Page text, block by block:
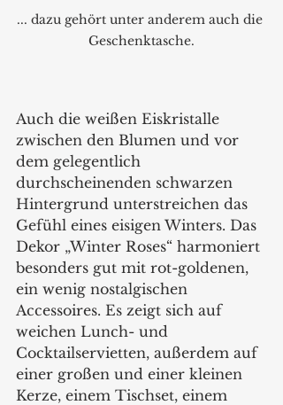
... dazu gehört unter anderem auch die
Geschenktasche.
Auch die weißen Eiskristalle
zwischen den Blumen und vor
dem gelegentlich
durchscheinenden schwarzen
Hintergrund unterstreichen das
Gefühl eines eisigen Winters. Das
Dekor „Winter Roses“ harmoniert
besonders gut mit rot-goldenen,
ein wenig nostalgischen
Accessoires. Es zeigt sich auf
weichen Lunch- und
Cocktailservietten, außerdem auf
einer großen und einer kleinen
Kerze, einem Tischset, einem